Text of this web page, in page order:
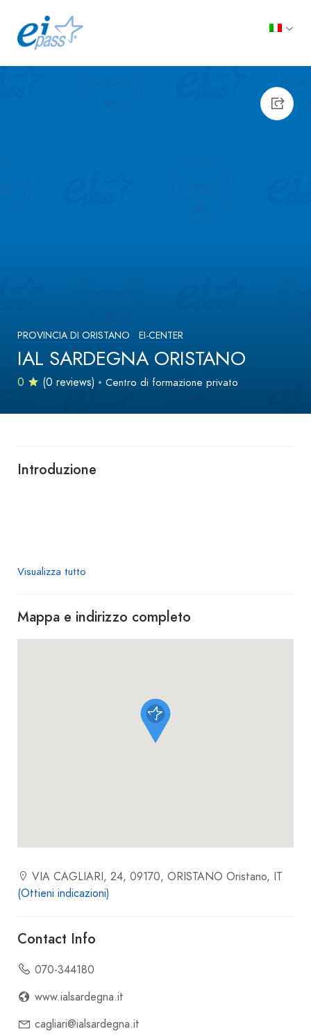
PROVINCIA DI ORISTANO EI-CENTER
IAL SARDEGNA ORISTANO
0 (0 reviews) Centro di formazione privato
Introduzione
Visualizza tutto
Mappa e indirizzo completo
VIA CAGLIARI, 24, 09170, ORISTANO Oristano, IT
(Ottieni indicazioni)
Contact Info
070-344180
www.ialsardegna.it
cagliari@ialsardegna.it